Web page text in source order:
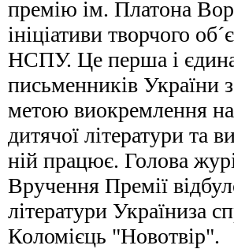
премію ім. Платона
ініціативи творчого
НСПУ. Це перша і єдина
письменників України
метою виокремлення
дитячої літератури та
ній працює. Голова
Вручення Премії
літератури Україниза
Коломієць "Новотвір".